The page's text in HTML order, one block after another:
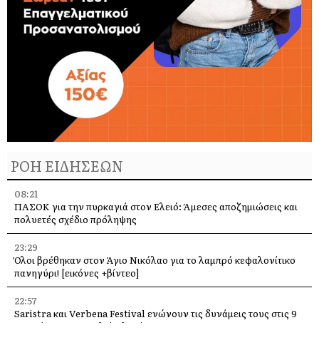
ΡΟΗ ΕΙΔΗΣΕΩΝ
08:21
ΠΑΣΟΚ για την πυρκαγιά στον Ελειό: Άμεσες αποζημιώσεις και
πολυετές σχέδιο πρόληψης
23:29
Όλοι βρέθηκαν στον Άγιο Νικόλαο για το λαμπρό κεφαλονίτικο
πανηγύρι! [εικόνες +βίντεο]
22:57
Saristra και Verbena Festival ενώνουν τις δυνάμεις τους στις 9
Αυγούστου στα Παλιά Βλαχάτα